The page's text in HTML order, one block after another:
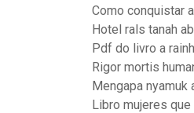
Como conquistar
Hotel rals tanah
Pdf do livro a
Rigor mortis
Mengapa nyamuk
Libro mujeres